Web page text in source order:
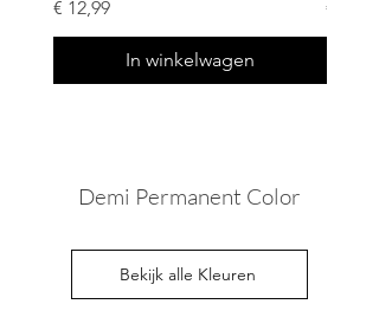
Prijs
€ 12,99
In winkelwagen
Prijs
€ 12,99
Demi Permanent Color
Bekijk alle Kleuren